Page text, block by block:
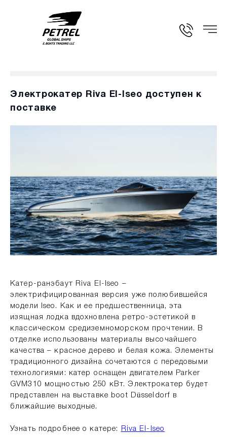
Электрокатер Riva El-Iseo доступен к
поставке
Катер-ранэбаут Riva El-Iseo –
электрифицированная версия уже полюбившейся
модели Iseo. Как и ее предшественница, эта
изящная лодка вдохновлена ретро-эстетикой в
классическом средиземноморском прочтении. В
отделке использованы материалы высочайшего
качества – красное дерево и белая кожа. Элементы
традиционного дизайна сочетаются с передовыми
технологиями: катер оснащен двигателем Parker
GVM310 мощностью 250 кВт. Электрокатер будет
представлен на выставке boot Düsseldorf в
ближайшие выходные.
Узнать подробнее о катере: Riva El-Iseo